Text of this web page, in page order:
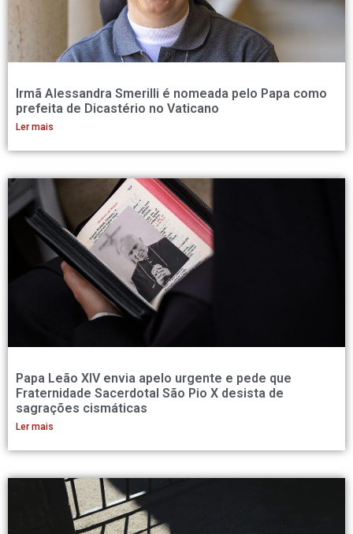
Irmã Alessandra Smerilli é nomeada pelo Papa como
prefeita de Dicastério no Vaticano
Ler mais
Papa Leão XIV envia apelo urgente e pede que
Fraternidade Sacerdotal São Pio X desista de
sagrações cismáticas
Ler mais